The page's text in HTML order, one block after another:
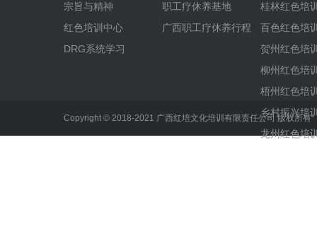
宗旨与精神
红色培训中心
DRG系统学习
职工疗休养基地
广西职工疗休养行程
桂林红色培
百色红色培
贺州红色培
柳州红色培
梧州红色培
乡村振兴培
龙州红色培
Copyright © 2018-2021 广西红培文化培训有限责任公司 版权所